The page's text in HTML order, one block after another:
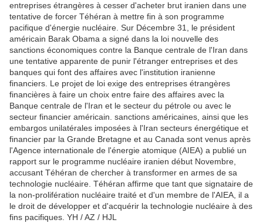
entreprises étrangères à cesser d'acheter brut iranien dans une
tentative de forcer Téhéran à mettre fin à son programme
pacifique d'énergie nucléaire. Sur Décembre 31, le président
américain Barak Obama a signé dans la loi nouvelle des
sanctions économiques contre la Banque centrale de l'Iran dans
une tentative apparente de punir l'étranger entreprises et des
banques qui font des affaires avec l'institution iranienne
financiers. Le projet de loi exige des entreprises étrangères
financières à faire un choix entre faire des affaires avec la
Banque centrale de l'Iran et le secteur du pétrole ou avec le
secteur financier américain. sanctions américaines, ainsi que les
embargos unilatérales imposées à l'Iran secteurs énergétique et
financier par la Grande Bretagne et au Canada sont venus après
l'Agence internationale de l'énergie atomique (AIEA) a publié un
rapport sur ​​le programme nucléaire iranien début Novembre,
accusant Téhéran de chercher à transformer en armes de sa
technologie nucléaire. Téhéran affirme que tant que signataire de
la non-prolifération nucléaire traité et d'un membre de l'AIEA, il a
le droit de développer et d'acquérir la technologie nucléaire à des
fins pacifiques. YH / AZ / HJL